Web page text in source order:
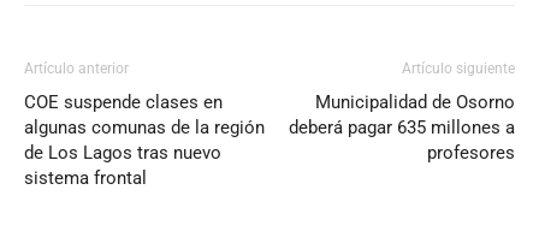
Artículo anterior
COE suspende clases en
algunas comunas de la región
de Los Lagos tras nuevo
sistema frontal
Artículo siguiente
Municipalidad de Osorno
deberá pagar 635 millones a
profesores